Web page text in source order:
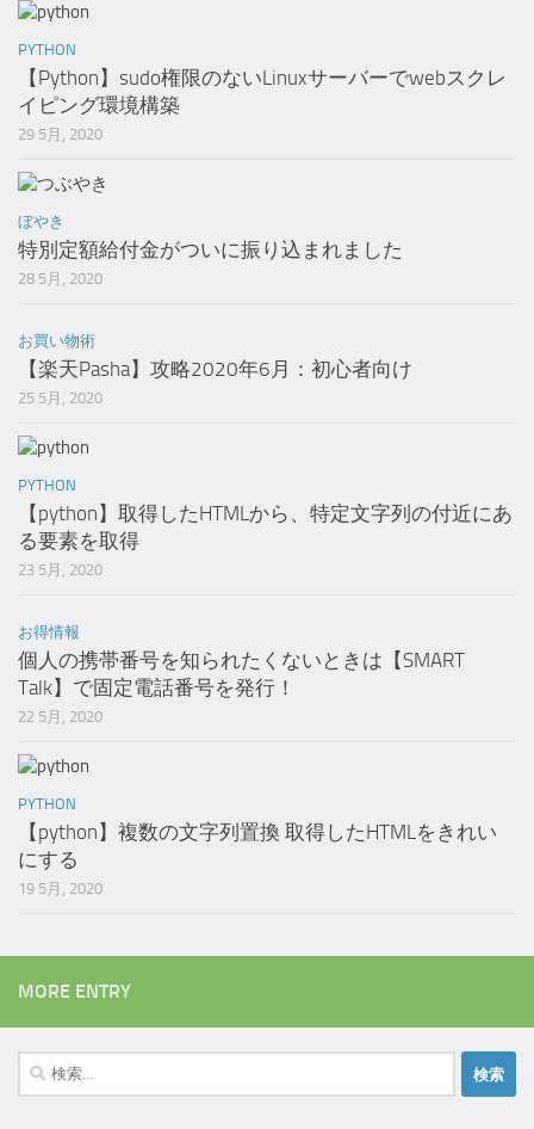
PYTHON
【Python】sudo権限のないLinuxサーバーでwebスクレ
イピング環境構築
29 5月, 2020
ぼやき
特別定額給付金がついに振り込まれました
28 5月, 2020
お買い物術
【楽天Pasha】攻略2020年6月：初心者向け
25 5月, 2020
PYTHON
【python】取得したHTMLから、特定文字列の付近にあ
る要素を取得
23 5月, 2020
お得情報
個人の携帯番号を知られたくないときは【SMART
Talk】で固定電話番号を発行！
22 5月, 2020
PYTHON
【python】複数の文字列置換 取得したHTMLをきれい
にする
19 5月, 2020
MORE ENTRY
検
索: